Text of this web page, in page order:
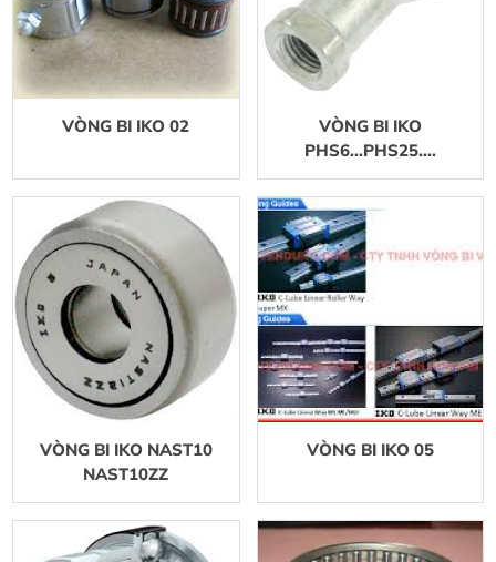
VÒNG BI IKO 02
VÒNG BI IKO
PHS6...PHS25....
VÒNG BI IKO NAST10
NAST10ZZ
VÒNG BI IKO 05